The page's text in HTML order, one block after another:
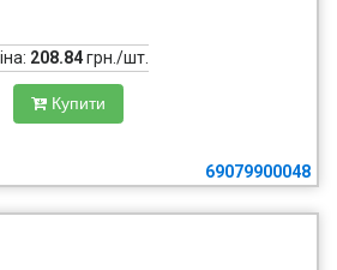
208.84грн./шт.
Купити
69079900048